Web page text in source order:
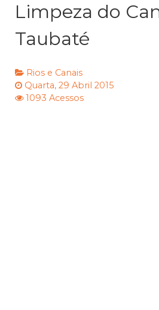
Limpeza do
Taubaté
Rios e Canais
Quarta, 29 Abril 2015
1093 Acessos